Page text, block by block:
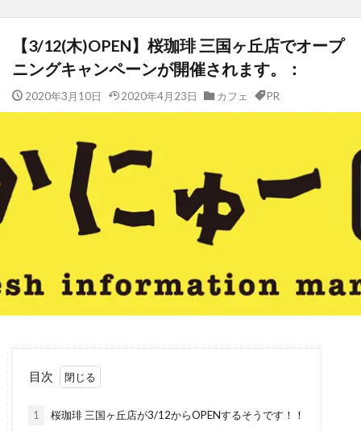
【3/12(木)OPEN】桜珈琲 三国ヶ丘店でオープ
ニングキャンペーンが開催されます。：
2020年3月10日 2020年4月23日 カフェ PR
目次
1 桜珈琲 三国ヶ丘店が3/12からOPENするそうです！！